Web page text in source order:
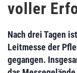
voller
Nach drei Tagen
Leitmesse der
gegangen.